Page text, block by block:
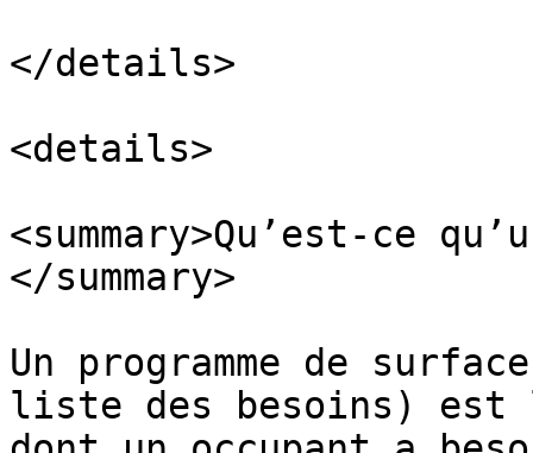
</details>
<details>
<summary>Qu’est-ce
</summary>
Un programme de
liste des besoins) est